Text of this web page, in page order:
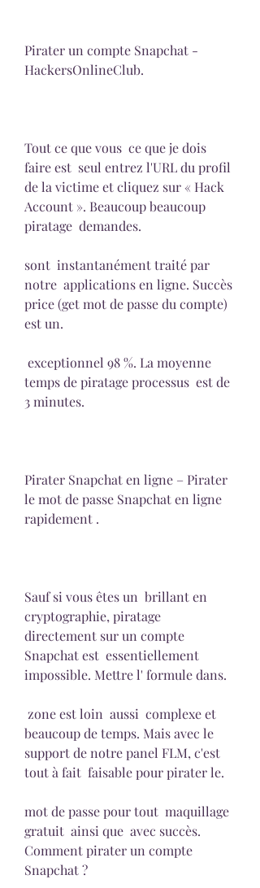
Pirater un compte Snapchat -
HackersOnlineClub.
Tout ce que vous  ce que je dois
faire est  seul entrez l'URL du profil
de la victime et cliquez sur « Hack
Account ». Beaucoup beaucoup
piratage  demandes.
sont  instantanément traité par
notre  applications en ligne. Succès
price (get mot de passe du compte)
est un.
temps de piratage processus  est de
3 minutes.
Pirater Snapchat en ligne – Pirater
le mot de passe Snapchat en ligne
rapidement .
Sauf si vous êtes un  brillant en
cryptographie, piratage
directement sur un compte
Snapchat est  essentiellement
impossible. Mettre l' formule dans.
beaucoup de temps. Mais avec le
support de notre panel FLM, c'est
tout à fait  faisable pour pirater le.
mot de passe pour tout  maquillage
gratuit  ainsi que  avec succès.
Comment pirater un compte
Snapchat ?